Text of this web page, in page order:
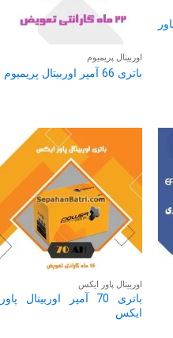
اوربیتال پریمیوم
باتری 66 آمپر اوربیتال پریمیوم
اوربیتال پاور ایکس
باتری 70 آمپر اوربیتال پاور
ایکس